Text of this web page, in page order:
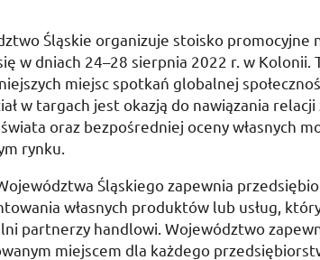
Śląskie organizuje stoisko promocyjne
w dniach 24–28 sierpnia 2022 r. w Kolonii.
miejsc spotkań globalnej
w targach jest okazją do nawiązania
świata oraz bezpośredniej oceny własnych
rynku.
Śląskiego zapewnia
własnych produktów lub usług,
partnerzy handlowi. Województwo
miejscem dla każdego